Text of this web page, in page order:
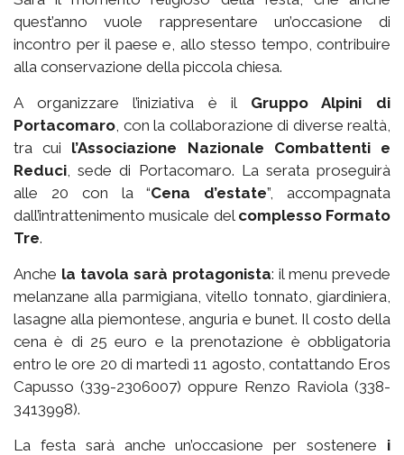
quest’anno vuole rappresentare un’occasione di
incontro per il paese e, allo stesso tempo, contribuire
alla conservazione della piccola chiesa.
A organizzare l’iniziativa è il Gruppo Alpini di
Portacomaro , con la collaborazione di diverse realtà,
tra cui l’Associazione Nazionale Combattenti e
Reduci , sede di Portacomaro. La serata proseguirà
alle 20 con la “Cena d’estate”, accompagnata
dall’intrattenimento musicale del complesso Formato
Tre.
Anche la tavola sarà protagonista: il menu prevede
melanzane alla parmigiana, vitello tonnato, giardiniera,
lasagne alla piemontese, anguria e bunet. Il costo della
cena è di 25 euro e la prenotazione è obbligatoria
entro le ore 20 di martedì 11 agosto, contattando Eros
Capusso (339-2306007) oppure Renzo Raviola (338-
3413998).
La festa sarà anche un’occasione per sostenere i